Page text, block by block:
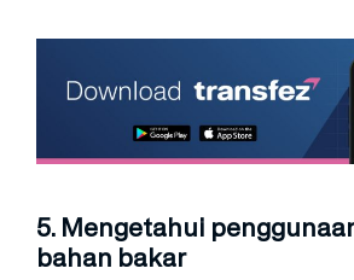
5. Mengetahui
bahan bakar